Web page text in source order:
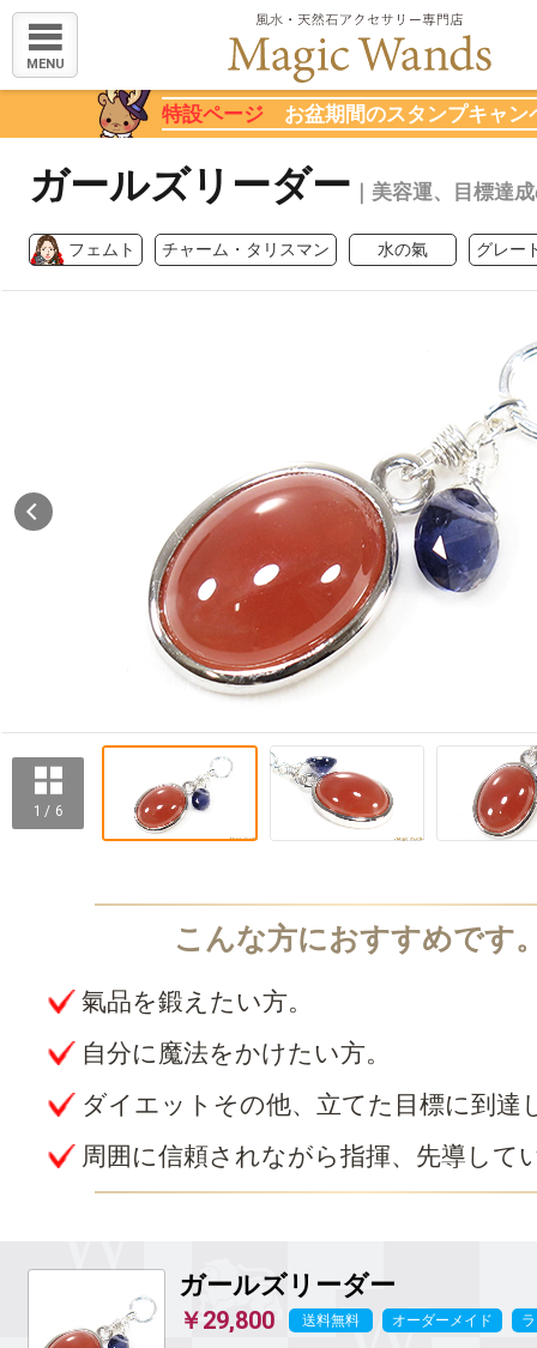
MENU
特設ページ お盆期間のスタンプキャン
ガールズリーダー ｜美容運、目標達
フェムト チャーム・タリスマン 水の氣 グレー
1 / 6
氣品を鍛えたい方。
自分に魔法をかけたい方。
ダイエットその他、立てた目標に到達
周囲に信頼されながら指揮、先導して
ガールズリーダー
￥29,800 送料無料 オーダーメイド